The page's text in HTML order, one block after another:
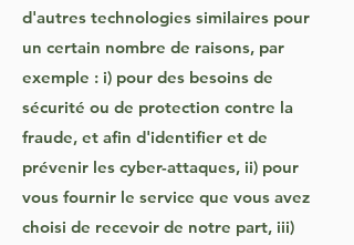
d'autres technologies similaires pour
un certain nombre de raisons, par
exemple : i) pour des besoins de
sécurité ou de protection contre la
fraude, et afin d'identifier et de
prévenir les cyber-attaques, ii) pour
vous fournir le service que vous avez
choisi de recevoir de notre part, iii)